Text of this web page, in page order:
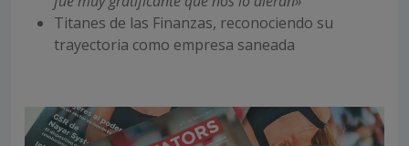
Titanes de las Finanzas, reconociendo su
trayectoria como empresa saneada